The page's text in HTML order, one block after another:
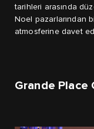
tarihleri arasında
Noel pazarlarından
atmosferine davet
Grande Place